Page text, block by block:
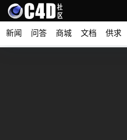
新闻 问答 商城 文档 供求